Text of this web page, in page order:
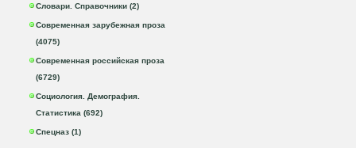
Словари. Справочники (2)
Современная зарубежная проза
(4075)
Современная российская проза
(6729)
Социология. Демография.
Статистика (692)
Спецназ (1)